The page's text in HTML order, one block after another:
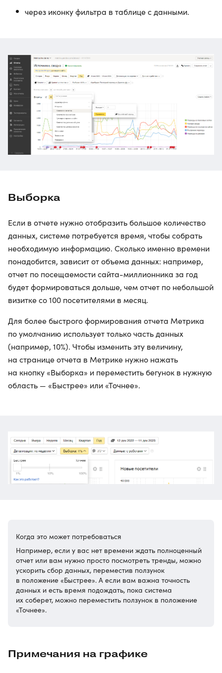
через иконку фильтра в таблице с данными.
Выборка
Если в отчете нужно отобразить большое количество
данных, системе потребуется время, чтобы собрать
необходимую информацию. Сколько именно времени
понадобится, зависит от объема данных: например,
отчет по посещаемости сайта-миллионника за год
будет формироваться дольше, чем отчет по небольшой
визитке со 100 посетителями в месяц.
Для более быстрого формирования отчета Метрика
по умолчанию использует только часть данных
(например, 10%). Чтобы изменить эту величину,
на странице отчета в Метрике нужно нажать
на кнопку «Выборка» и переместить бегунок в нужную
область — «Быстрее» или «Точнее».
Когда это может потребоваться
Например, если у вас нет времени ждать полноценный
отчет или вам нужно просто посмотреть тренды, можно
ускорить сбор данных, переместив ползунок
в положение «Быстрее». А если вам важна точность
данных и есть время подождать, пока система
их соберет, можно переместить ползунок в положение
«Точнее».
Примечания на графике